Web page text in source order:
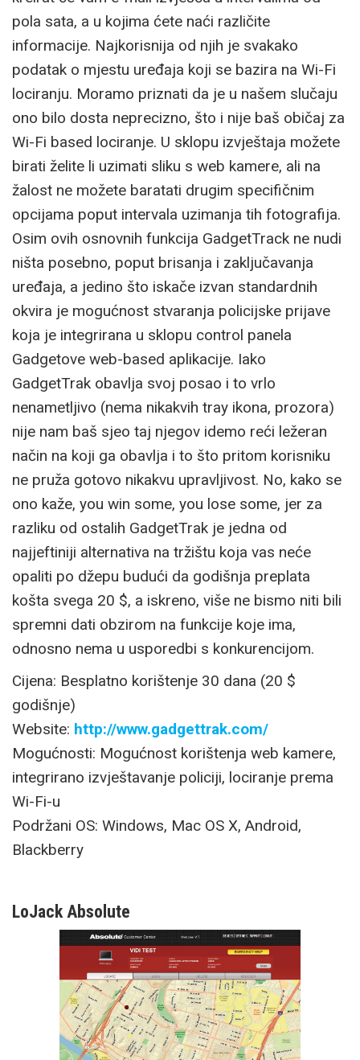
pola sata, a u kojima ćete naći različite
informacije. Najkorisnija od njih je svakako
podatak o mjestu uređaja koji se bazira na Wi-Fi
lociranju. Moramo priznati da je u našem slučaju
ono bilo dosta neprecizno, što i nije baš običaj za
Wi-Fi based lociranje. U sklopu izvještaja možete
birati želite li uzimati sliku s web kamere, ali na
žalost ne možete baratati drugim specifičnim
opcijama poput intervala uzimanja tih fotografija.
Osim ovih osnovnih funkcija GadgetTrack ne nudi
ništa posebno, poput brisanja i zaključavanja
uređaja, a jedino što iskače izvan standardnih
okvira je mogućnost stvaranja policijske prijave
koja je integrirana u sklopu control panela
Gadgetove web-based aplikacije. Iako
GadgetTrak obavlja svoj posao i to vrlo
nenametljivo (nema nikakvih tray ikona, prozora)
nije nam baš sjeo taj njegov idemo reći ležeran
način na koji ga obavlja i to što pritom korisniku
ne pruža gotovo nikakvu upravljivost. No, kako se
ono kaže, you win some, you lose some, jer za
razliku od ostalih GadgetTrak je jedna od
najjeftiniji alternativa na tržištu koja vas neće
opaliti po džepu budući da godišnja preplata
košta svega 20 $, a iskreno, više ne bismo niti bili
spremni dati obzirom na funkcije koje ima,
odnosno nema u usporedbi s konkurencijom.
Cijena: Besplatno korištenje 30 dana (20 $
godišnje)
Website: http://www.gadgettrak.com/
Mogućnosti: Mogućnost korištenja web kamere,
integrirano izvještavanje policiji, lociranje prema
Wi-Fi-u
Podržani OS: Windows, Mac OS X, Android,
Blackberry
LoJack Absolute